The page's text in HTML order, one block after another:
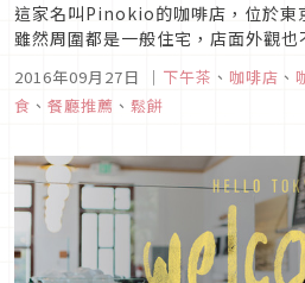
這家名叫Pinokio的咖啡店，位於東
雖然周圍都是一般住宅，店面外觀
有超高人氣，也被稱為行家必吃的美
2016年09月27日 ｜ 下午茶 、 咖啡店 、
食 、 餐廳推薦 、 鬆餅